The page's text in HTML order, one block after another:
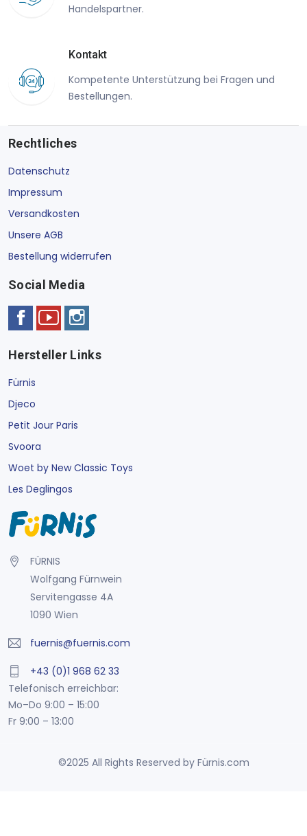
Handelspartner.
Kontakt
Kompetente Unterstützung bei Fragen und
Bestellungen.
Rechtliches
Datenschutz
Impressum
Versandkosten
Unsere AGB
Bestellung widerrufen
Social Media
Hersteller Links
Fürnis
Djeco
Petit Jour Paris
Svoora
Woet by New Classic Toys
Les Deglingos
FÜRNIS
Wolfgang Fürnwein
Servitengasse 4A
1090 Wien
fuernis@fuernis.com
+43 (0)1 968 62 33
Telefonisch erreichbar:
Mo–Do 9:00 – 15:00
Fr 9:00 – 13:00
©2025 All Rights Reserved by Fürnis.com